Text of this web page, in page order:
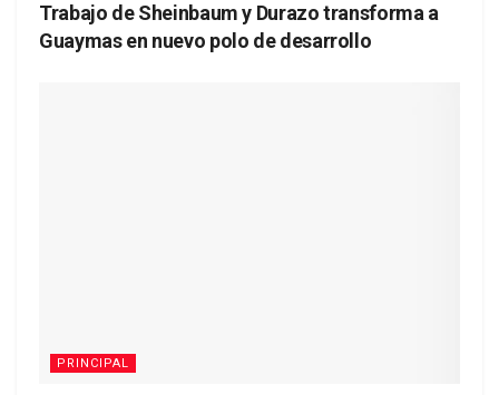
Trabajo de Sheinbaum y Durazo transforma a
Guaymas en nuevo polo de desarrollo
PRINCIPAL